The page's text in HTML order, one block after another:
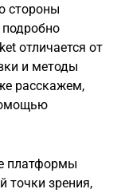
стороны
отличается от
и методы
расскажем,
платформы
точки зрения,